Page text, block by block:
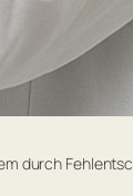
durch